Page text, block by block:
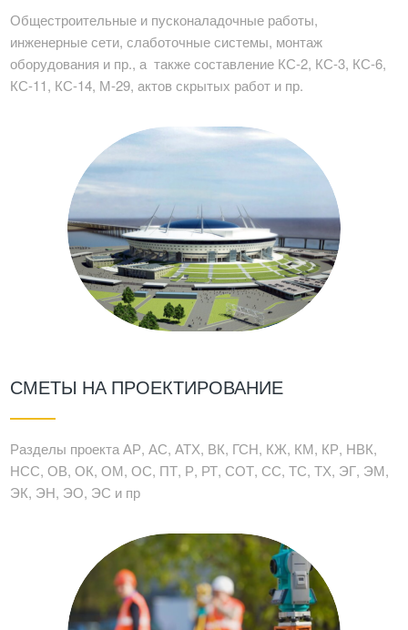
Общестроительные и пусконаладочные работы,
инженерные сети, слаботочные системы, монтаж
оборудования и пр., а также составление КС-2, КС-3, КС-6,
КС-11, КС-14, М-29, актов скрытых работ и пр.
СМЕТЫ НА ПРОЕКТИРОВАНИЕ
Разделы проекта АР, АС, АТХ, ВК, ГСН, КЖ, КМ, КР, НВК,
НСС, ОВ, ОК, ОМ, ОС, ПТ, Р, РТ, СОТ, СС, ТС, ТХ, ЭГ, ЭМ,
ЭК, ЭН, ЭО, ЭС и пр